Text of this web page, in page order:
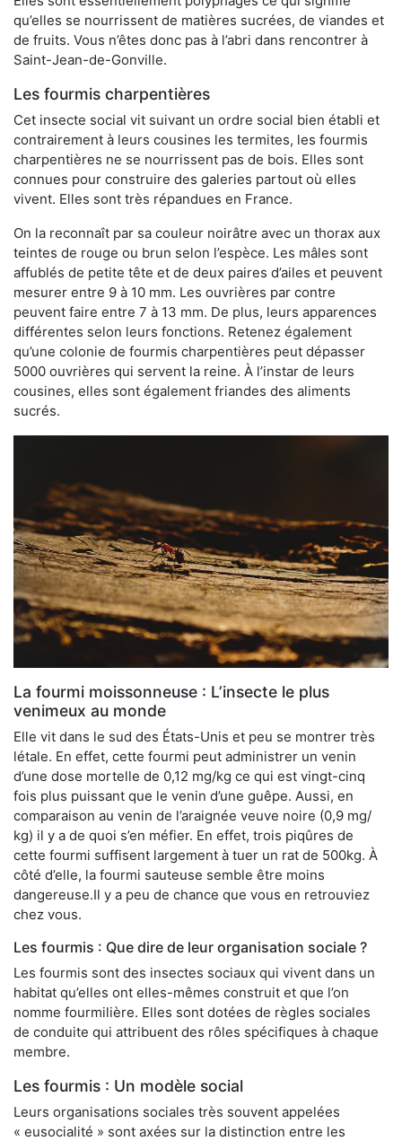
qu’elles se nourrissent de matières sucrées, de viandes et
de fruits. Vous n’êtes donc pas à l’abri dans rencontrer à
Saint-Jean-de-Gonville.
Les fourmis charpentières
Cet insecte social vit suivant un ordre social bien établi et
contrairement à leurs cousines les termites, les fourmis
charpentières ne se nourrissent pas de bois. Elles sont
connues pour construire des galeries partout où elles
vivent. Elles sont très répandues en France.
On la reconnaît par sa couleur noirâtre avec un thorax aux
teintes de rouge ou brun selon l’espèce. Les mâles sont
affublés de petite tête et de deux paires d’ailes et peuvent
mesurer entre 9 à 10 mm. Les ouvrières par contre
peuvent faire entre 7 à 13 mm. De plus, leurs apparences
différentes selon leurs fonctions. Retenez également
qu’une colonie de fourmis charpentières peut dépasser
5000 ouvrières qui servent la reine. À l’instar de leurs
cousines, elles sont également friandes des aliments
sucrés.
La fourmi moissonneuse : L’insecte le plus
venimeux au monde
Elle vit dans le sud des États-Unis et peu se montrer très
létale. En effet, cette fourmi peut administrer un venin
d’une dose mortelle de 0,12 mg/kg ce qui est vingt-cinq
fois plus puissant que le venin d’une guêpe. Aussi, en
comparaison au venin de l’araignée veuve noire (0,9 mg/
kg) il y a de quoi s’en méfier. En effet, trois piqûres de
cette fourmi suffisent largement à tuer un rat de 500kg. À
côté d’elle, la fourmi sauteuse semble être moins
dangereuse.Il y a peu de chance que vous en retrouviez
chez vous.
Les fourmis : Que dire de leur organisation sociale ?
Les fourmis sont des insectes sociaux qui vivent dans un
habitat qu’elles ont elles-mêmes construit et que l’on
nomme fourmilière. Elles sont dotées de règles sociales
de conduite qui attribuent des rôles spécifiques à chaque
membre.
Les fourmis : Un modèle social
Leurs organisations sociales très souvent appelées
« eusocialité » sont axées sur la distinction entre les